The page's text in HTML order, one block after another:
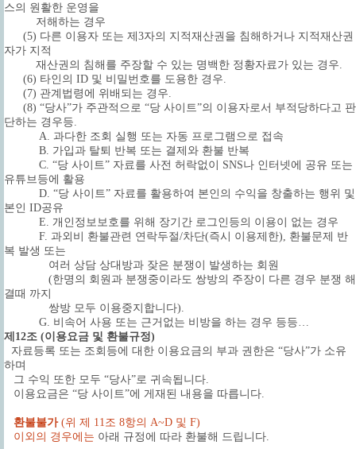
스의 원활한 운영을
저해하는 경우
(5) 다른 이용자 또는 제3자의 지적재산권을 침해하거나 지적재산권
자가 지적
재산권의 침해를 주장할 수 있는 명백한 정황자료가 있는 경우.
(6) 타인의 ID 및 비밀번호를 도용한 경우.
(7) 관계법령에 위배되는 경우.
(8) “당사”가 주관적으로 “당 사이트”의 이용자로서 부적당하다고 판
단하는 경우등.
A. 과다한 조회 실행 또는 자동 프로그램으로 접속
B. 가입과 탈퇴 반복 또는 결제와 환불 반복
C. “당 사이트” 자료를 사전 허락없이 SNS나 인터넷에 공유 또는
유튜브등에 활용
D. “당 사이트” 자료를 활용하여 본인의 수익을 창출하는 행위 및
본인 ID공유
E. 개인정보보호를 위해 장기간 로그인등의 이용이 없는 경우
F. 과외비 환불관련 연락두절/차단(즉시 이용제한), 환불문제 반
복 발생 또는
여러 상담 상대방과 잦은 분쟁이 발생하는 회원
(한명의 회원과 분쟁중이라도 쌍방의 주장이 다른 경우 분쟁 해
결때 까지
쌍방 모두 이용중지합니다).
G. 비속어 사용 또는 근거없는 비방을 하는 경우 등등…
제12조 (이용요금 및 환불규정)
자료등록 또는 조회등에 대한 이용요금의 부과 권한은 “당사”가 소유
하며
그 수익 또한 모두 “당사”로 귀속됩니다.
이용요금은 “당 사이트”에 게재된 내용을 따릅니다.
환불불가(위 제 11조 8항의 A~D 및 F)
이외의 경우에는 아래 규정에 따라 환불해 드립니다.